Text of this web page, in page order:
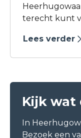
terecht kunt
activiteiten en
Lees verder
Kijk wat
In
Bezoek een